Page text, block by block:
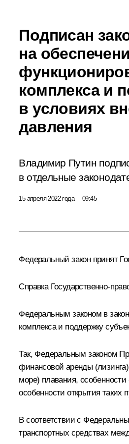
Подписан
на
комплекса и
в условиях
давления
Владимир Путин
в отдельные
15 апреля 2022 года 09:45
Федеральный закон принят
Справка Государственно-
Федеральным законом в
комплекса и поддержку
Так, Федеральным законом
финансовой аренды (лизинга)
море) плавания, особенности
особенности открытия таких
В соответствии с
транспортных средствах